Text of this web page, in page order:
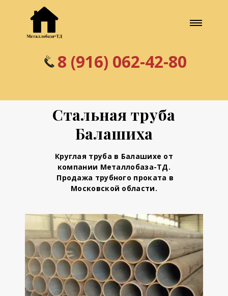
8 (916) 062-42-80
Стальная труба
Балашиха
Круглая труба в Балашихе от
компании Металлобаза-ТД.
Продажа трубного проката в
Московской области.